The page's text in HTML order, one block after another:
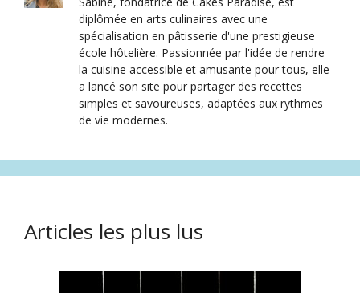
diplômée en arts culinaires avec une
spécialisation en pâtisserie d'une prestigieuse
école hôtelière. Passionnée par l'idée de rendre
la cuisine accessible et amusante pour tous, elle
a lancé son site pour partager des recettes
simples et savoureuses, adaptées aux rythmes
de vie modernes.
Articles les plus lus